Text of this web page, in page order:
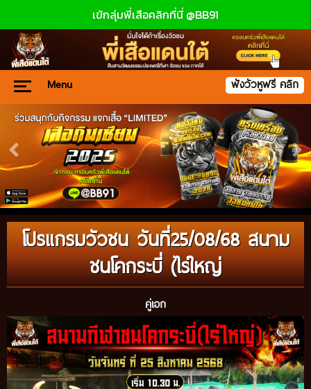
เข้กลุ่มพี่เสือคลิกที่นี่ @BB91
Menu ฟังวัวหูฟรี คลิก
โปรแกรมวัวชน วันที่25/08/68 สนาม
ชนโคกระบี่ (ไร่ใหญ่
คู่เอก